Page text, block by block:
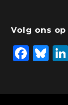
o
o
k
n
Volg ons
F
Bl